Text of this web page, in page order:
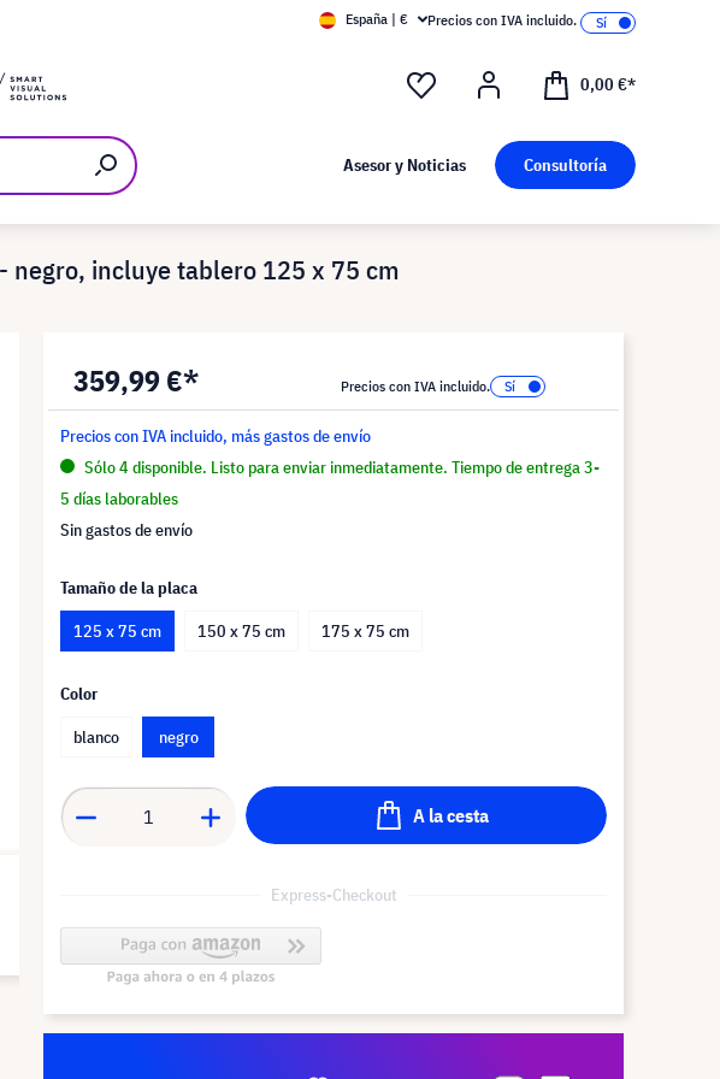
España | € Precios con IVA incluido.
0,00 €*
Asesor y Noticias Consultoría
incluye tablero 125 x 75 cm
359,99 €* Precios con IVA incluido.
Precios con IVA incluido, más gastos de envío
Sólo 4 disponible. Listo para enviar inmediatamente. Tiempo de entrega 3-
5 días laborables
Sin gastos de envío
Tamaño de la placa
125 x 75 cm
150 x 75 cm 175 x 75 cm
Color
blanco
negro
A la cesta
Express-Checkout